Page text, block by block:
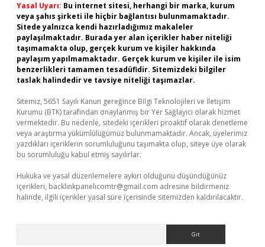
Yasal Uyarı: Bu internet sitesi, herhangi bir marka, kurum
veya şahıs şirketi ile hiçbir bağlantısı bulunmamaktadır.
Sitede yalnızca kendi hazırladığımız makaleler
paylaşılmaktadır. Burada yer alan içerikler haber niteliği
taşımamakta olup, gerçek kurum ve kişiler hakkında
paylaşım yapılmamaktadır. Gerçek kurum ve kişiler ile isim
benzerlikleri tamamen tesadüfidir. Sitemizdeki bilgiler
taslak halindedir ve tavsiye niteliği taşımazlar.
Sitemiz, 5651 Sayılı Kanun gereğince Bilgi Teknolojileri ve İletişim
Kurumu (BTK) tarafından onaylanmış bir Yer Sağlayıcı olarak hizmet
vermektedir. Bu nedenle, sitedeki içerikleri proaktif olarak denetleme
veya araştırma yükümlülüğümüz bulunmamaktadır. Ancak, üyelerimiz
yazdıkları içeriklerin sorumluluğunu taşımakta olup, siteye üye olarak
bu sorumluluğu kabul etmiş sayılırlar.
Hukuka ve yasal düzenlemelere aykırı olduğunu düşündüğünüz
içerikleri, backlinkpanelicomtr@gmail.com adresine bildirmeniz
halinde, ilgili içerikler yasal süre içerisinde sitemizden kaldırılacaktır.